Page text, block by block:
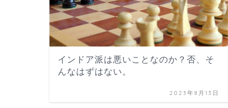
インドア派は悪いことなのか？否、そ
んなはずはない。
2023年8月13日